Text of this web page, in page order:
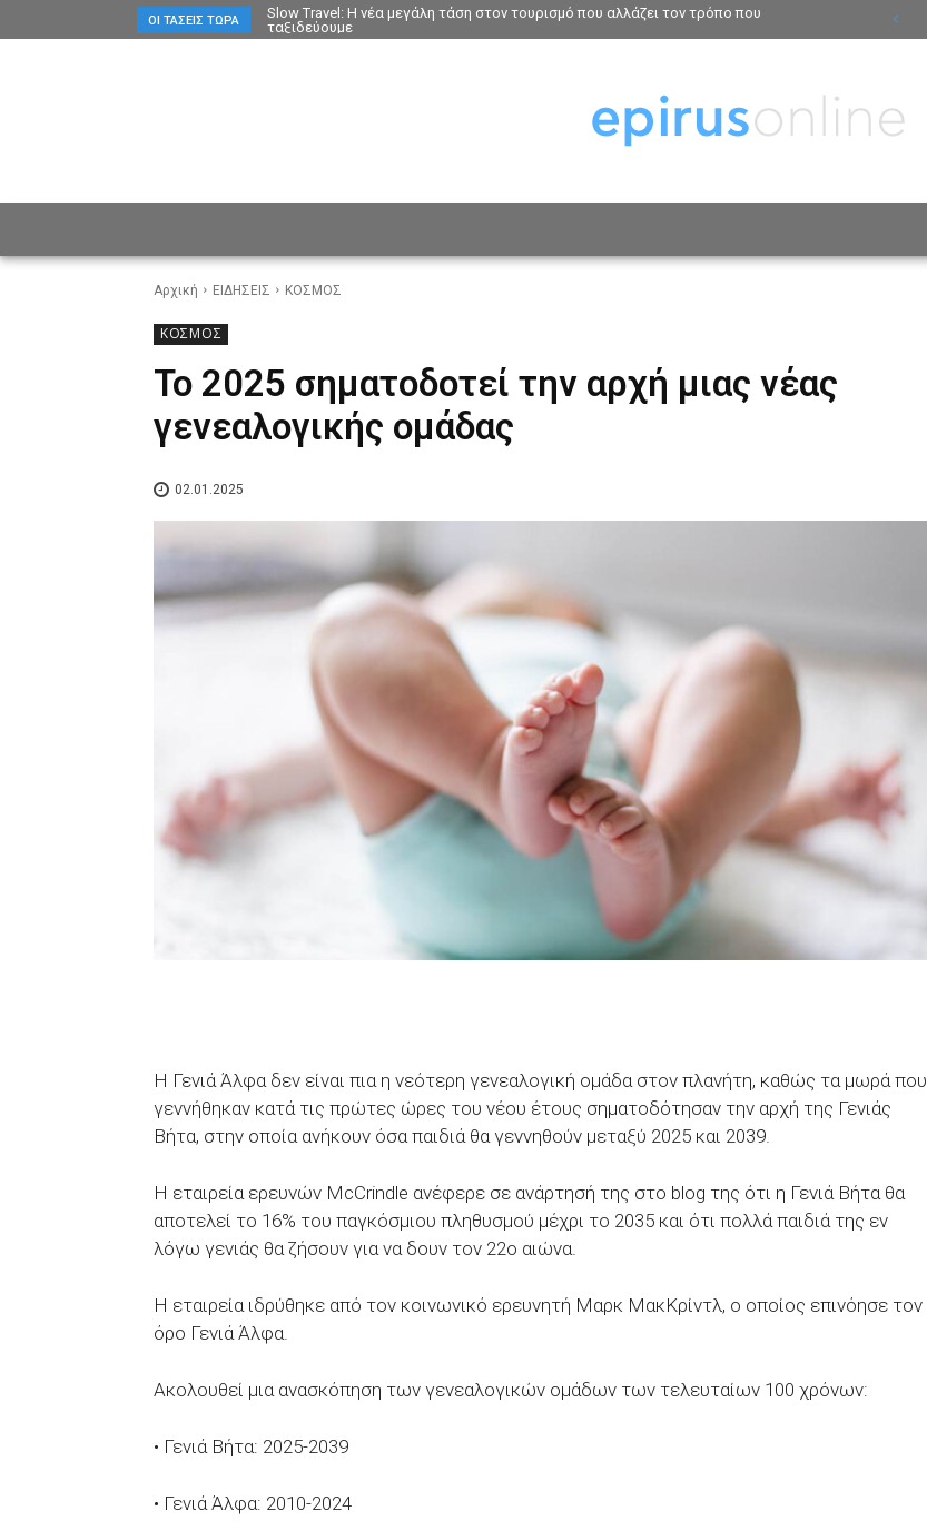
ΟΙ ΤΆΣΕΙΣ ΤΏΡΑ
Slow Travel: Η νέα μεγάλη τάση στον τουρισμό που αλλάζει τον τρόπο που
ταξιδεύουμε
Αρχική ΕΙΔΗΣΕΙΣ ΚΟΣΜΟΣ
ΚΟΣΜΟΣ
Το 2025 σηματοδοτεί την αρχή μιας νέας
γενεαλογικής ομάδας
02.01.2025
Η Γενιά Άλφα δεν είναι πια η νεότερη γενεαλογική ομάδα στον πλανήτη, καθώς τα μωρά που
γεννήθηκαν κατά τις πρώτες ώρες του νέου έτους σηματοδότησαν την αρχή της Γενιάς
Βήτα, στην οποία ανήκουν όσα παιδιά θα γεννηθούν μεταξύ 2025 και 2039.
Η εταιρεία ερευνών McCrindle ανέφερε σε ανάρτησή της στο blog της ότι η Γενιά Βήτα θα
αποτελεί το 16% του παγκόσμιου πληθυσμού μέχρι το 2035 και ότι πολλά παιδιά της εν
λόγω γενιάς θα ζήσουν για να δουν τον 22ο αιώνα.
Η εταιρεία ιδρύθηκε από τον κοινωνικό ερευνητή Μαρκ ΜακΚρίντλ, ο οποίος επινόησε τον
όρο Γενιά Άλφα.
Ακολουθεί μια ανασκόπηση των γενεαλογικών ομάδων των τελευταίων 100 χρόνων:
• Γενιά Βήτα: 2025-2039
• Γενιά Άλφα: 2010-2024